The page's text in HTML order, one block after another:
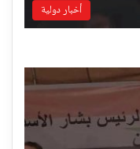
أخبار دولية